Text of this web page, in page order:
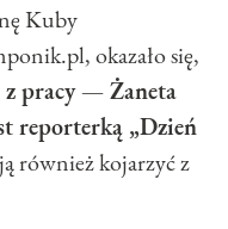
Kuby
okazało się,
z pracy — Żaneta
reporterką „Dzień
również kojarzyć z